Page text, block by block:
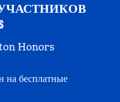
Honors
на бесплатные